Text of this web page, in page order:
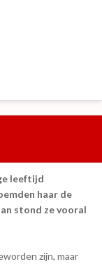
leeftijd
haar de
stond ze vooral
zijn, maar